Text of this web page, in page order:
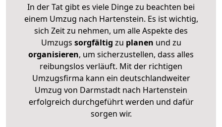
In der Tat gibt es viele Dinge zu beachten bei
einem Umzug nach Hartenstein. Es ist wichtig,
sich Zeit zu nehmen, um alle Aspekte des
Umzugs sorgfältig zu planen und zu
organisieren, um sicherzustellen, dass alles
reibungslos verläuft. Mit der richtigen
Umzugsfirma kann ein deutschlandweiter
Umzug von Darmstadt nach Hartenstein
erfolgreich durchgeführt werden und dafür
sorgen wir.